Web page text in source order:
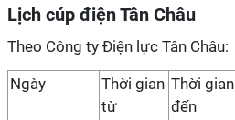
Lịch cúp điện Tân Châu
Theo Công ty Điện lực Tân Châu:
Ngày
Thời gian
từ
Thời gian
đến